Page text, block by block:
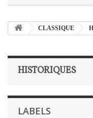
CLASSIQUE
HISTORIQUES
LABELS